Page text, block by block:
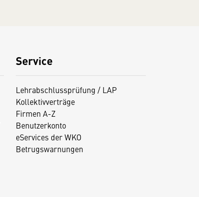
Service
Lehrabschlussprüfung / LAP
Kollektivverträge
Firmen A-Z
Benutzerkonto
eServices der WKO
Betrugswarnungen